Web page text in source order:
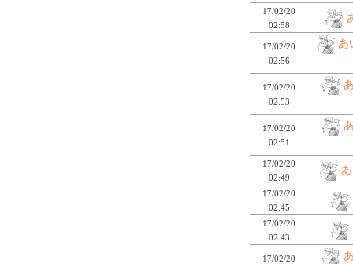
17/02/20
02:58
17/02/20
02:56
あ
17/02/20
02:53
17/02/20
02:51
17/02/20
02:49
17/02/20
02:45
17/02/20
02:43
17/02/20